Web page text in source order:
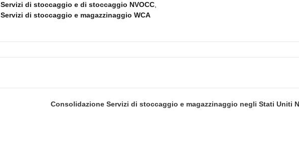
Servizi di stoccaggio e di stoccaggio NVOCC
Servizi di stoccaggio e magazzinaggio WCA
Consolidazione Servizi di stoccaggio e magazzinaggio negli Stati Uniti